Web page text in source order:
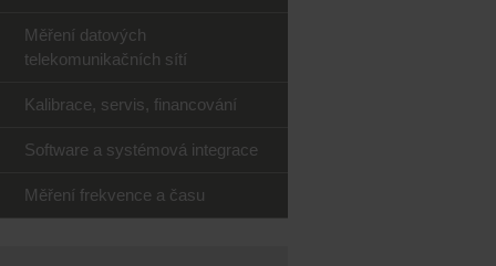
Měření datových
telekomunikačních sítí
Kalibrace, servis, financování
Software a systémová integrace
Měření frekvence a času